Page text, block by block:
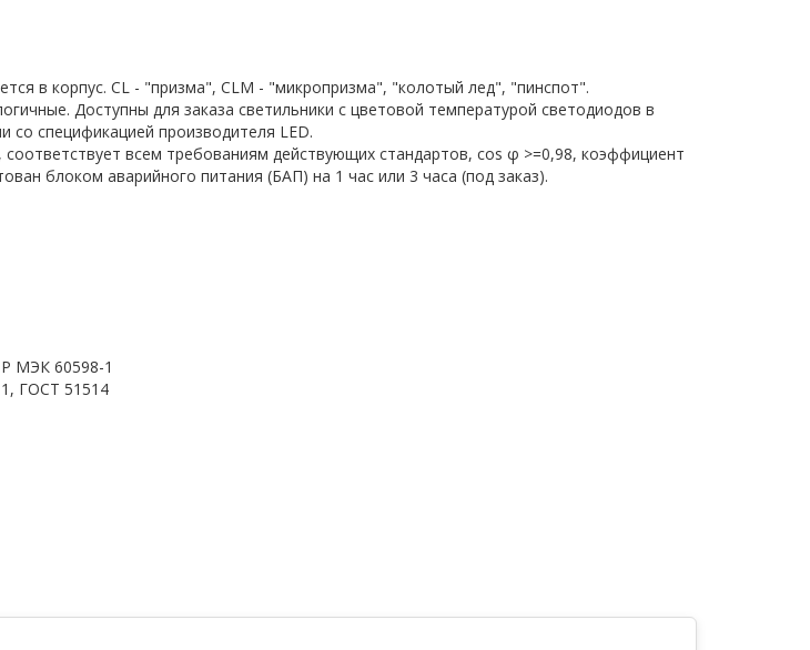
в корпус. CL - "призма", CLM - "микропризма", "колотый лед", "пинспот".
Доступны для заказа светильники с цветовой температурой светодиодов в
со спецификацией производителя LED.
всем требованиям действующих стандартов, cos φ >=0,98, коэффициент
блоком аварийного питания (БАП) на 1 час или 3 часа (под заказ).
МЭК 60598-1
ГОСТ 51514